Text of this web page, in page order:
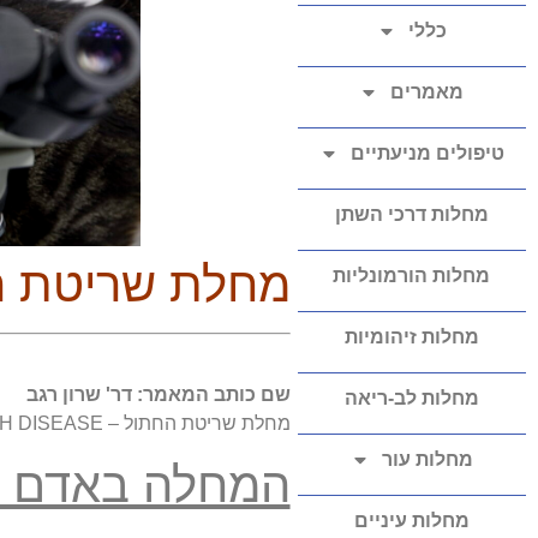
כללי
מאמרים
טיפולים מניעתיים
מחלות דרכי השתן
מחלות הורמונליות
מחלות זיהומיות
מחלות לב-ריאה
מחלות עור
מחלות עיניים
מחלת שריטת
שם כותב המאמר: דר' שרון רגב
מחלת שריטת החתול – CAT SCRATCH DISEASE
המחלה באדם